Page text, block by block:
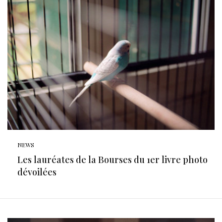
NEWS
Les lauréates de la Bourses du 1er livre photo
dévoilées